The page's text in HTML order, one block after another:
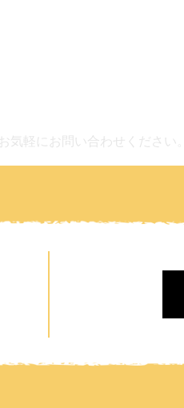
気軽にお問い合わせください。